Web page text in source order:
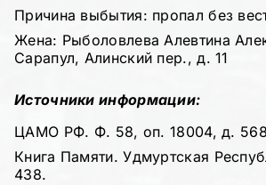
Причина выбытия: пропал без
Жена: Рыболовлева Алевтина
Сарапул, Алинский пер., д. 11
Источники информации:
ЦАМО РФ. Ф. 58, оп. 18004, д.
Книга Памяти. Удмуртская
438.